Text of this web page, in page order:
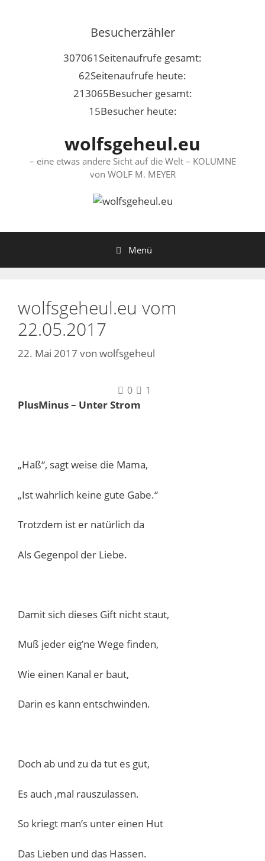
Besucherzähler
307061 Seitenaufrufe gesamt:
62Seitenaufrufe heute:
213065Besucher gesamt:
15Besucher heute:
wolfsgeheul.eu
– eine etwas andere Sicht auf die Welt – KOLUMNE
von WOLF M. MEYER
Menü
wolfsgeheul.eu vom
22.05.2017
22. Mai 2017 von wolfsgeheul
0 1
PlusMinus – Unter Strom
„Haß“, sagt weise die Mama,
„Ist wahrlich keine gute Gabe.“
Trotzdem ist er natürlich da
Als Gegenpol der Liebe.
Damit sich dieses Gift nicht staut,
Muß jeder eig’ne Wege finden,
Wie einen Kanal er baut,
Darin es kann entschwinden.
Doch ab und zu da tut es gut,
Es auch ‚mal rauszulassen.
So kriegt man’s unter einen Hut
Das Lieben und das Hassen.